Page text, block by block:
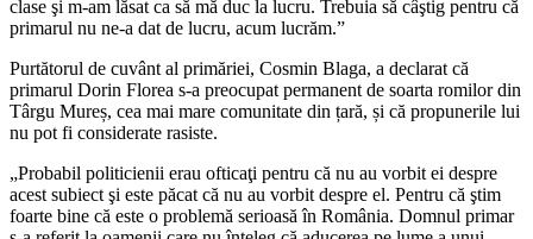
clase şi m-am lăsat ca să mă duc la lucru. Trebuia să câştig pentru că
primarul nu ne-a dat de lucru, acum lucrăm.”
Purtătorul de cuvânt al primăriei, Cosmin Blaga, a declarat că
primarul Dorin Florea s-a preocupat permanent de soarta romilor din
Târgu Mureș, cea mai mare comunitate din țară, și că propunerile lui
nu pot fi considerate rasiste.
„Probabil politicienii erau ofticaţi pentru că nu au vorbit ei despre
acest subiect şi este păcat că nu au vorbit despre el. Pentru că ştim
foarte bine că este o problemă serioasă în România. Domnul primar